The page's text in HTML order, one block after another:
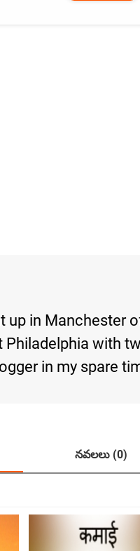
up in Manchester
Philadelphia with
in my spare
నవలలు (0)